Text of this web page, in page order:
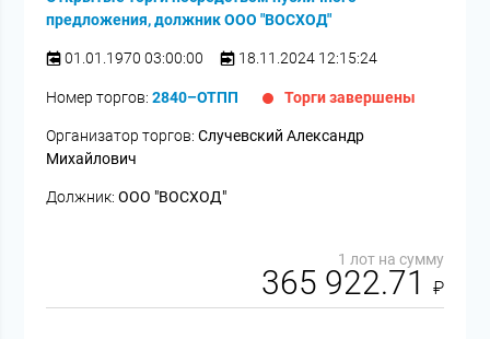
предложения, должник ООО "ВОСХОД"
01.01.1970 03:00:00 18.11.2024 12:15:24
Номер торгов:2840–ОТПП Торги завершены
Организатор торгов:Случевский Александр
Михайлович
Должник:ООО "ВОСХОД"
1 лот на сумму
365 922.71 ₽